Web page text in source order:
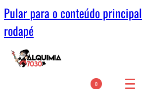
Pular para o conteúdo principal
rodapé
0